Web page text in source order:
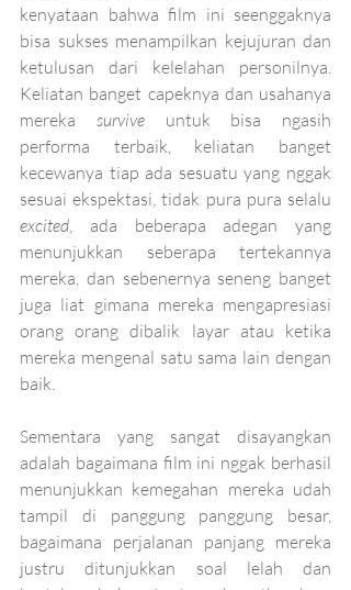
kenyataan bahwa film ini seenggaknya
bisa sukses menampilkan kejujuran dan
ketulusan dari kelelahan personilnya.
Keliatan banget capeknya dan usahanya
mereka survive untuk bisa ngasih
performa terbaik, keliatan banget
kecewanya tiap ada sesuatu yang nggak
excited , ada beberapa adegan yang
menunjukkan seberapa tertekannya
mereka, dan sebenernya seneng banget
juga liat gimana mereka mengapresiasi
orang orang dibalik layar atau ketika
mereka mengenal satu sama lain dengan
baik.
Sementara yang sangat disayangkan
adalah bagaimana film ini nggak berhasil
menunjukkan kemegahan mereka udah
tampil di panggung panggung besar,
bagaimana perjalanan panjang mereka
justru ditunjukkan soal lelah dan